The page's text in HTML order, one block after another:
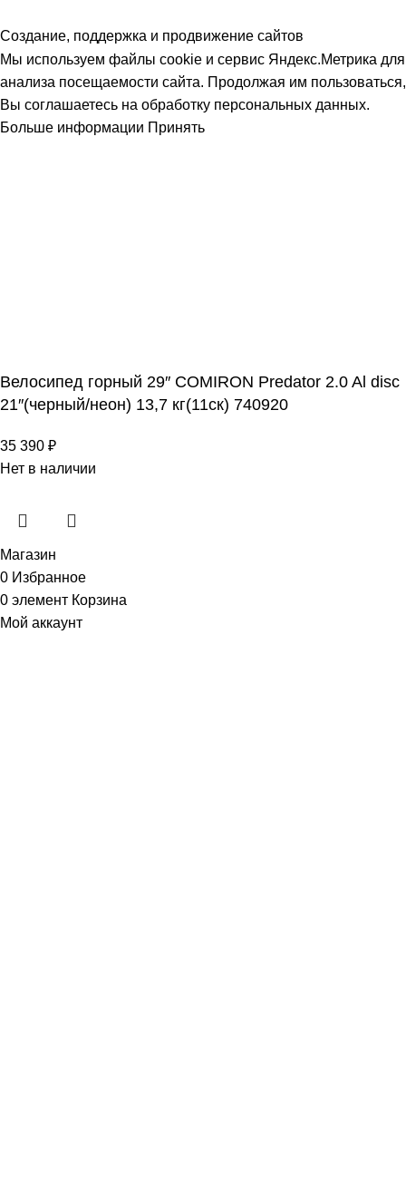
Создание, поддержка и продвижение сайтов
Мы используем файлы cookie и сервис Яндекс.Метрика для
анализа посещаемости сайта. Продолжая им пользоваться,
Вы соглашаетесь на обработку персональных данных.
Больше информации Принять
Велосипед горный 29″ COMIRON Predator 2.0 Al disc
21″(черный/неон) 13,7 кг(11ск) 740920
35 390 ₽
Нет в наличии
Магазин
0 Избранное
0 элемент Корзина
Мой аккаунт